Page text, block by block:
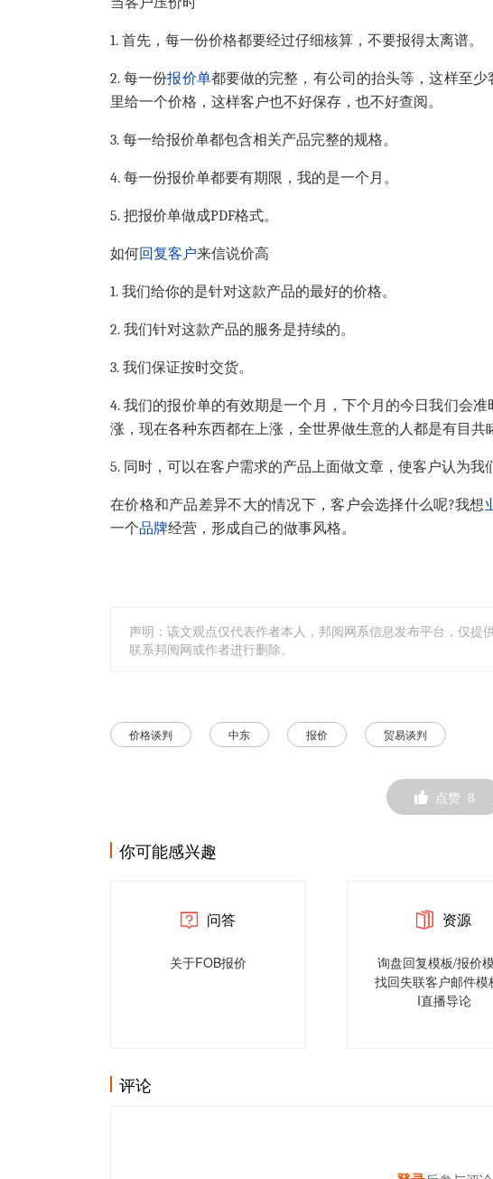
1. 首先，每一份价格都要经过仔细核算，不要报得太离谱。
2. 每一份报价单都要做的完整，有公司的抬头等，这样至
里给一个价格，这样客户也不好保存，也不好查阅。
3. 每一给报价单都包含相关产品完整的规格。
4. 每一份报价单都要有期限，我的是一个月。
5. 把报价单做成PDF格式。
如何回复客户来信说价高
1. 我们给你的是针对这款产品的最好的价格。
2. 我们针对这款产品的服务是持续的。
3. 我们保证按时交货。
4. 我们的报价单的有效期是一个月，下个月的今日我们会准
涨，现在各种东西都在上涨，全世界做生意的人都是有目共
5. 同时，可以在客户需求的产品上面做文章，使客户认为我
在价格和产品差异不大的情况下，客户会选择什么呢?我想
一个品牌经营，形成自己的做事风格。
声明：该文观点仅代表作者本人，邦阅网系信息发布平台，仅提
联系邦阅网或作者进行删除。
价格谈判 中东 报价 贸易谈判
点赞 8
你可能感兴趣
问答
关于FOB报价
资源
询盘回复模板/报价
找回失联客户邮件模
I直播导论
评论